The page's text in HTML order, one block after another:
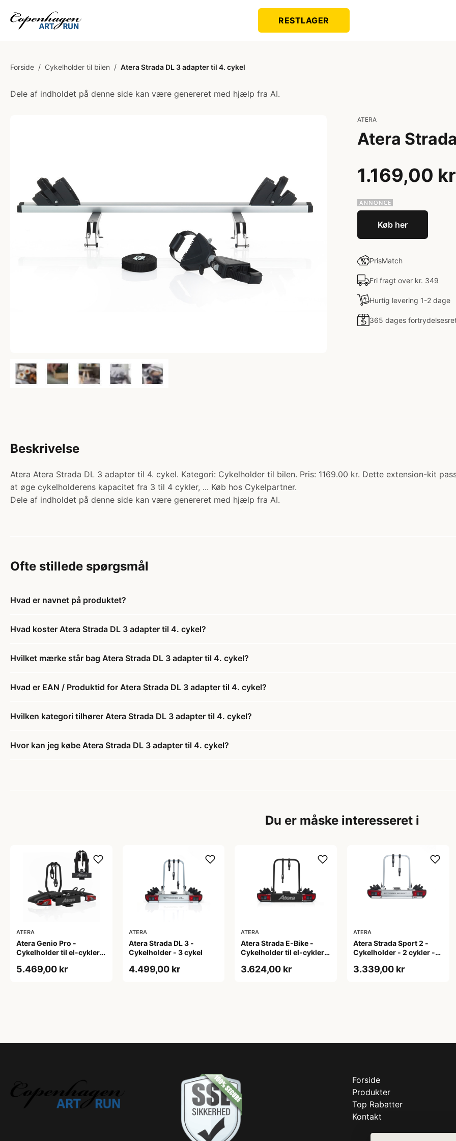
RESTLAGER
Forside / Cykelholder til bilen / Atera Strada DL 3 adapter til 4. cykel
Dele af indholdet på denne side kan være genereret med hjælp fra AI.
ATERA
Atera
1.169,00 kr
Køb her
PrisMatch
Fri fragt over kr. 349
Hurtig levering 1-2 dage
365 dages
Beskrivelse
Atera Atera Strada DL 3 adapter til 4. cykel. Kategori: Cykelholder til bilen. Pris: 1169.00 kr. Dette extension-kit
at øge cykelholderens kapacitet fra 3 til 4 cykler, ... Køb hos Cykelpartner.
Dele af indholdet på denne side kan være genereret med hjælp fra AI.
Ofte stillede spørgsmål
Hvad er navnet på produktet?
Hvad koster Atera Strada DL 3 adapter til 4. cykel?
Hvilket mærke står bag Atera Strada DL 3 adapter til 4. cykel?
Hvad er EAN / Produktid for Atera Strada DL 3 adapter til 4. cykel?
Hvilken kategori tilhører Atera Strada DL 3 adapter til 4. cykel?
Hvor kan jeg købe Atera Strada DL 3 adapter til 4. cykel?
Du er måske interesseret i
ATERA
Atera Genio Pro -
Cykelholder til el-cykler
5.469,00 kr
ATERA
Atera Strada DL 3 -
Cykelholder - 3 cykel
4.499,00 kr
ATERA
Atera Strada E-Bike -
Cykelholder til el-cykler
2 cykler - Black
3.624,00 kr
ATERA
Atera Strada Sport 2 -
Cykelholder - 2 cykler -
3.339,00 kr
Forside
Produkter
Top Rabatter
Kontakt